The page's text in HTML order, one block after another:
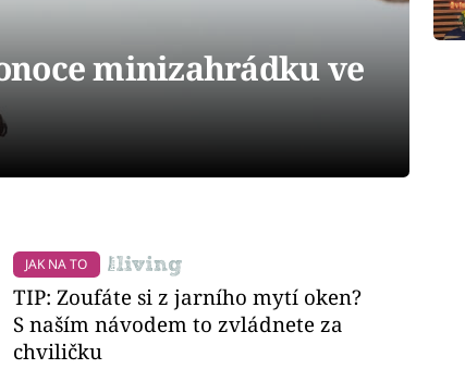
minizahrádku ve
JAK NA TO
TIP: Zoufáte si z jarního mytí oken?
S naším návodem to zvládnete za
chviličku